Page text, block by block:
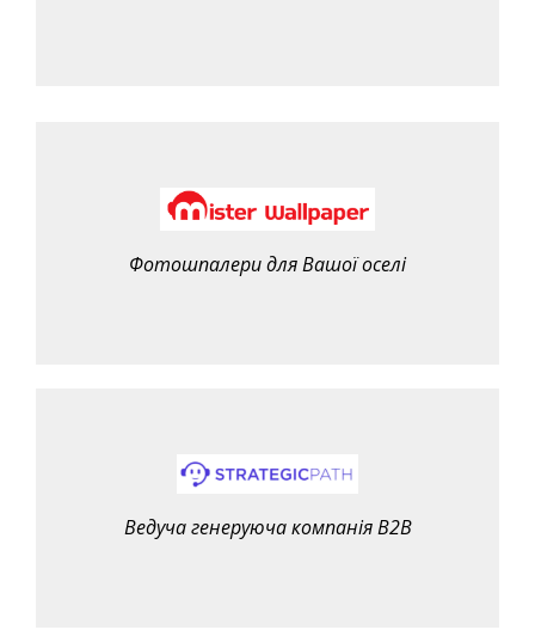
Фотошпалери для Вашої оселі
Ведуча генеруюча компанія B2B